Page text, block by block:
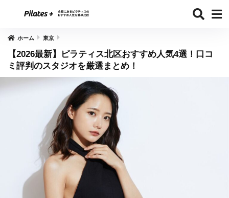
ホーム 東京
【2026最新】ピラティス北区おすすめ人気4選！口コ
ミ評判のスタジオを厳選まとめ！